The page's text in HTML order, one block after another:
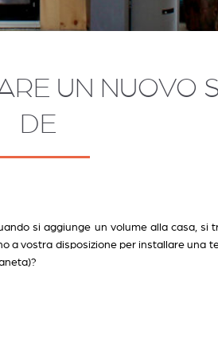
UN NUOVO
DE
si aggiunge un volume alla casa, si
a vostra disposizione per installare una